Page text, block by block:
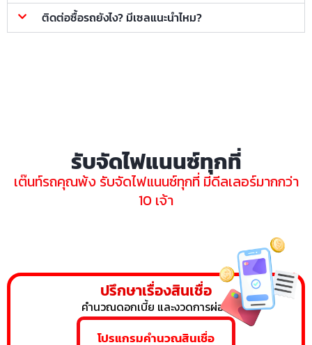
ติดต่อซื้อรถยังไง? มีเซลแนะนำไหม?
รับจัดไฟแนนซ์ทุกที่
เต๊นท์รถคุณพ้ง รับจัดไฟแนนซ์ทุกที่ มีดีลเลอร์มากกว่า
10 เจ้า
ปรึกษาเรื่องสินเชื่อ
คำนวณดอกเบี้ย และงวดการผ่อน
โปรแกรมคำนวณสินเชื่อ